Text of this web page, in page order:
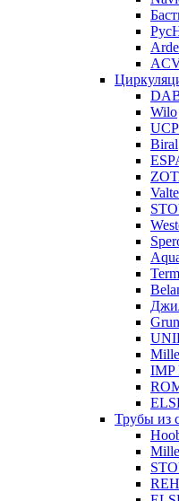
Wilo
UCP
Biral
IMP
Трубы из